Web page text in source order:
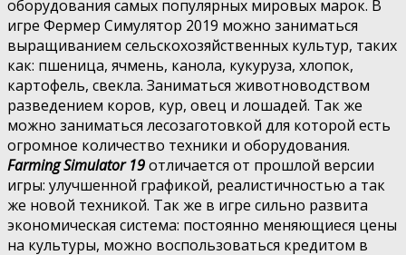
оборудования самых популярных мировых марок. В
игре Фермер Симулятор 2019 можно заниматься
выращиванием сельскохозяйственных культур, таких
как: пшеница, ячмень, канола, кукуруза, хлопок,
картофель, свекла. Заниматься животноводством
разведением коров, кур, овец и лошадей. Так же
можно заниматься лесозаготовкой для которой есть
огромное количество техники и оборудования.
Farming Simulator 19отличается от прошлой версии
игры: улучшенной графикой, реалистичностью а так
же новой техникой. Так же в игре сильно развита
экономическая система: постоянно меняющиеся цены
на культуры, можно воспользоваться кредитом в